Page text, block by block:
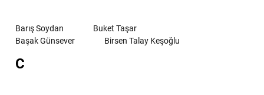
Barış Soydan
Buket Taşar
Başak Günsever
Birsen Talay Keşoğlu
C